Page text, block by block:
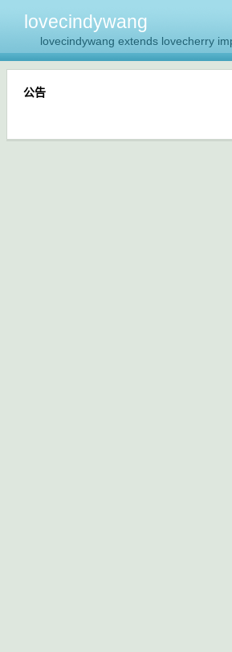
lovecindywang
lovecindywang extends lovecherry
公告